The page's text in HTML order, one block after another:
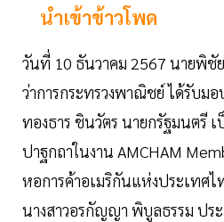
นำเข้าข้าวโพด
วันที่ 10 ธันวาคม 2567 นายพิ
ว่าการกระทรวงพาณิชย์ ได้รับม
ทองธาร ชินวัตร นายกรัฐมนตรี
ปาฐกถาในงาน AMCHAM
หอการค้าอเมริกันแห่งประเทศไ
นางสาวอรกัญญา พิบูลธรรม ปร